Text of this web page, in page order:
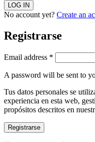
No account yet? Create an
Registrarse
Email address *
A password will be sent to
Tus datos personales se
experiencia en esta web,
propósitos descritos en
Registrarse